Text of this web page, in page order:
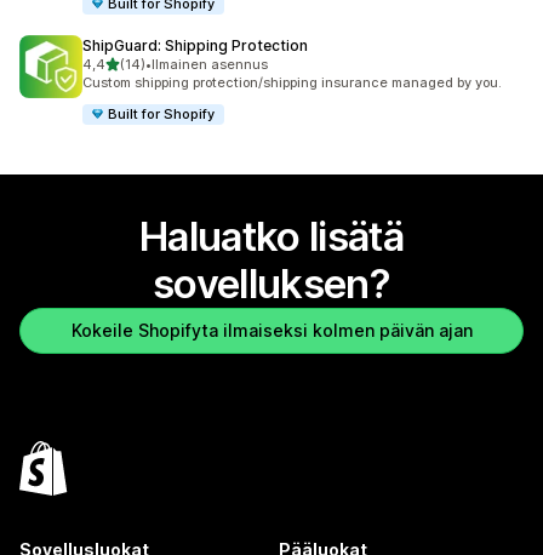
Built for Shopify
ShipGuard: Shipping Protection
4,4/ 5 tähteä
(14)
14 arvostelua yhteensä
•Ilmainen asennus
Custom shipping protection/shipping insurance managed by you.
Built for Shopify
Haluatko lisätä
sovelluksen?
Kokeile Shopifyta ilmaiseksi kolmen päivän ajan
Sovellusluokat Pääluokat